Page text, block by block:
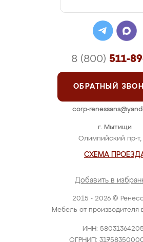
2015 - 2026 ©
Мебель от производителя
ИНН:
ОГРНИП:
г. Мытищи
Олимпийский пр-т,
СХЕМА
Добавить в
8 (800) 511-
ОБРАТНЫЙ
corp-